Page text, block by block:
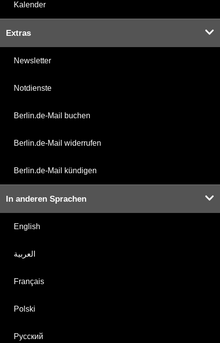
Kalender
Extras
Newsletter
Notdienste
Berlin.de-Mail buchen
Berlin.de-Mail widerrufen
Berlin.de-Mail kündigen
In anderen Sprachen
English
العربية
Français
Polski
Русский